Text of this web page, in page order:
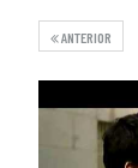
ANTERIOR